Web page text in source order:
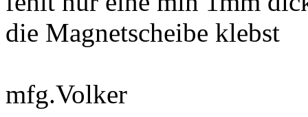
die Magnetscheibe klebst
mfg.Volker